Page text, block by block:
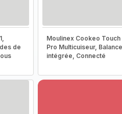
de
Moulinex Cookeo Touch
Pro Multicuiseur, Balance
intégrée, Connecté